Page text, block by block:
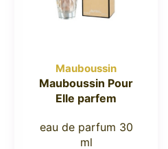
Mauboussin
Mauboussin Pour
Elle parfem
eau de parfum 30
ml